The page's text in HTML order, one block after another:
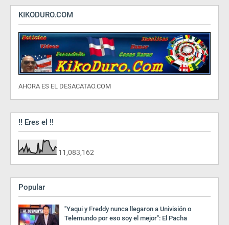
KIKODURO.COM
AHORA ES EL DESACATAO.COM
!! Eres el !!
11,083,162
Popular
"Yaqui y Freddy nunca llegaron a Univisión o
Telemundo por eso soy el mejor": El Pacha